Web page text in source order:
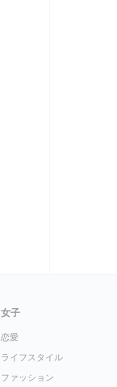
女子
恋愛
ライフスタイル
ファッション